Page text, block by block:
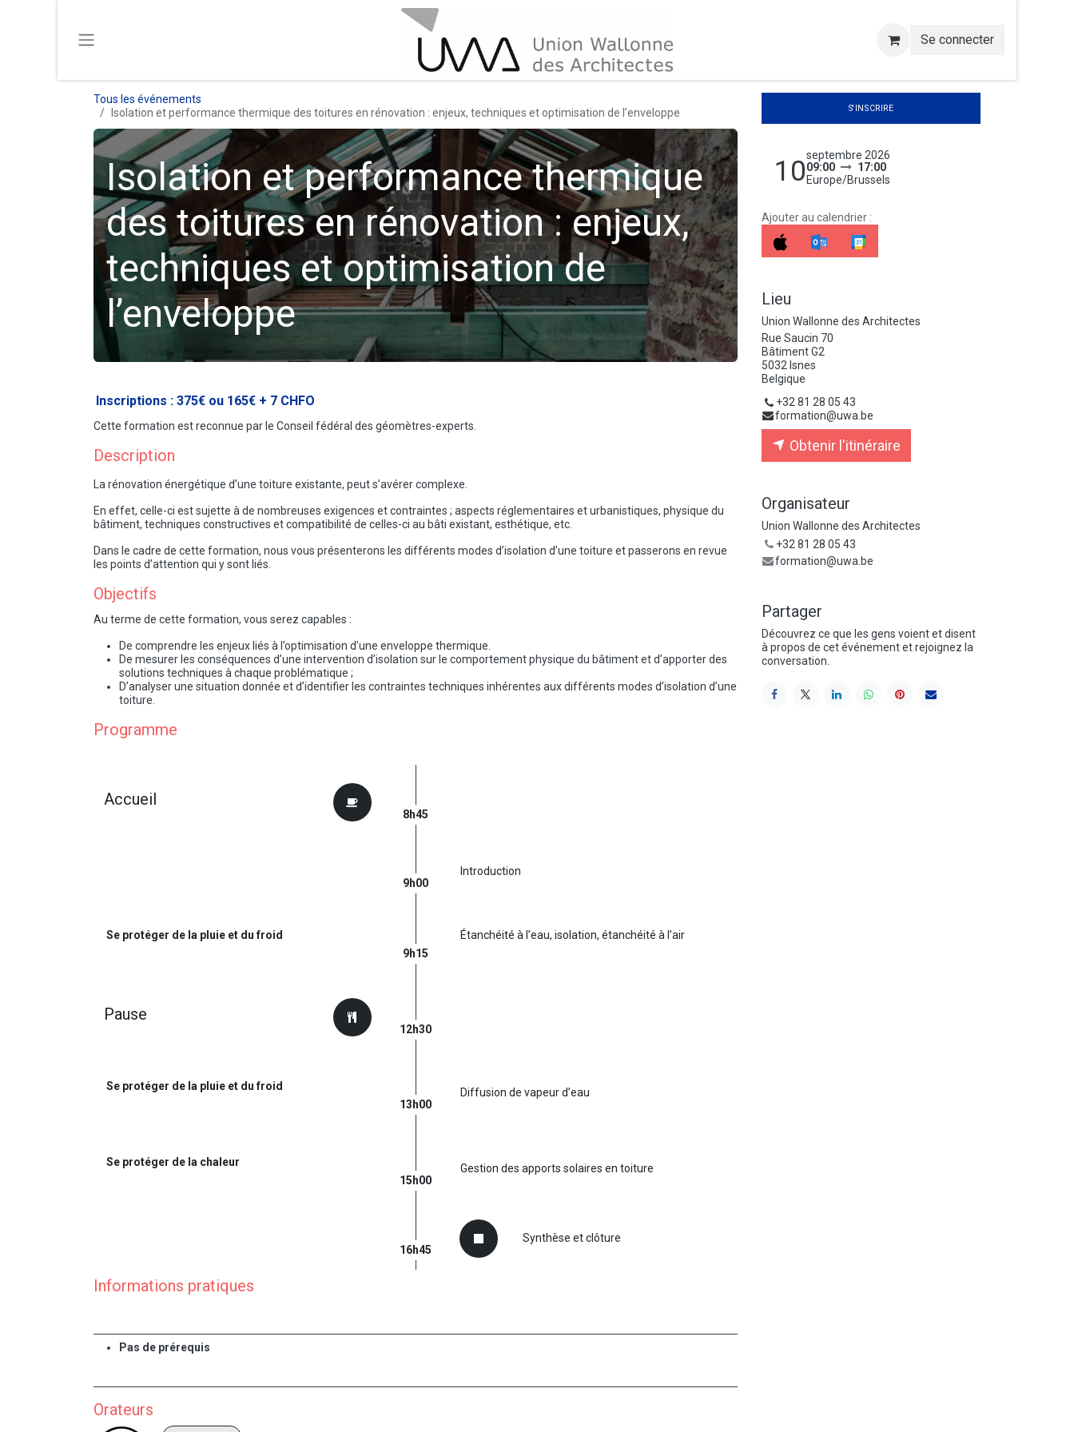
Se connecter
Tous les événements
Isolation et performance thermique des toitures en rénovation : enjeux, techniques et optimisation de l’enveloppe
Isolation et performance thermique
des toitures en rénovation : enjeux,
techniques et optimisation de
l’enveloppe
Inscriptions : 375€ ou 165€ + 7 CHFO
Cette formation est reconnue par le Conseil fédéral des géomètres-experts.
Description
La rénovation énergétique d’une toiture existante, peut s’avérer complexe.
En effet, celle-ci est sujette à de nombreuses exigences et contraintes ; aspects réglementaires et urbanistiques, physique du
bâtiment, techniques constructives et compatibilité de celles-ci au bâti existant, esthétique, etc.
Dans le cadre de cette formation, nous vous présenterons les différents modes d’isolation d’une toiture et passerons en revue
les points d’attention qui y sont liés.
Objectifs
Au terme de cette formation, vous serez capables :
De comprendre les enjeux liés à l’optimisation d’une enveloppe thermique.
De mesurer les conséquences d’une intervention d’isolation sur le comportement physique du bâtiment et d’apporter des
solutions techniques à chaque problématique ;
D’analyser une situation donnée et d’identifier les contraintes techniques inhérentes aux différents modes d’isolation d’une
toiture
Programme
8h45
Accueil
9h00
Introduction
9h15
Se protéger de la pluie et du froid Étanchéité à l’eau, isolation, étanchéité à l’air
12h30
Pause
13h00
Se protéger de la pluie et du froid Diffusion de vapeur d’eau
15h00
Se protéger de la chaleur Gestion des apports solaires en toiture
16h45
Synthèse et clôture
Informations pratiques
Pas de prérequis
Orateurs
S'INSCRIRE
10septembre 2026
09:00
17:00
Europe/Brussels
Ajouter au calendrier :
Lieu
Union Wallonne des Architectes
Rue Saucin 70
Bâtiment G2
5032 Isnes
Belgique
+32 81 28 05 43
formation@uwa.be
Obtenir l'itinéraire
Organisateur
Union Wallonne des Architectes
+32 81 28 05 43
formation@uwa.be
Partager
Découvrez ce que les gens voient et disent
à propos de cet événement et rejoignez la
conversation.